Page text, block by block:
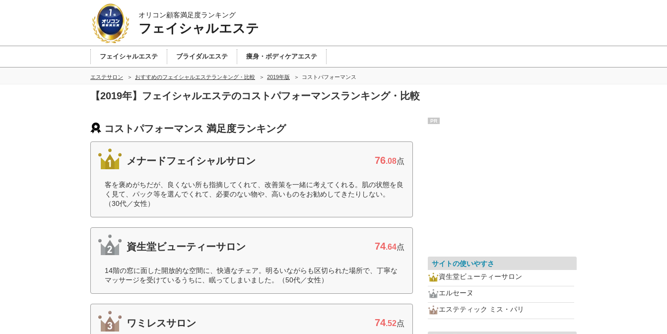
オリコン顧客満足度ランキング
フェイシャルエステ
フェイシャルエステ ブライダルエステ 痩身・ボディケアエステ
エステサロン おすすめのフェイシャルエステランキング・比較 2019年版 コストパフォーマンス
【2019年】フェイシャルエステのコストパフォーマンスランキング・比較
コストパフォーマンス 満足度ランキング
メナードフェイシャルサロン 76.08点
客を褒めがちだが、良くない所も指摘してくれて、改善策を一緒に考えてくれる。肌の状態を良
く見て、パック等を選んでくれて、必要のない物や、高いものをお勧めしてきたりしない。
（30代／女性）
資生堂ビューティーサロン 74.64点
14階の窓に面した開放的な空間に、快適なチェア。明るいながらも区切られた場所で、丁寧な
マッサージを受けているうちに、眠ってしまいました。（50代／女性）
ワミレスサロン 74.52点
PR
サイトの使いやすさ
資生堂ビューティーサロン
エルセーヌ
エステティック ミス・パリ